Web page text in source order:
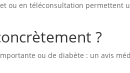
ou en téléconsultation permettent
?
ou de diabète : un avis